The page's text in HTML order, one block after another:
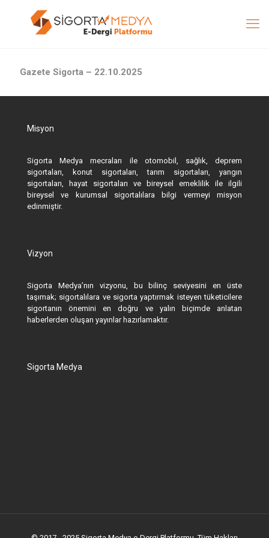
Gazete Sigorta – 22.10.2025
Misyon
Sigorta Medya mecraları ile otomobil, sağlık, deprem
sigortaları, konut sigortaları, tarım sigortaları, yangın
sigortaları, hayat sigortaları ve bireysel emeklilik ile ilgili
bireysel ve kurumsal sigortalılara bilgi vermeyi misyon
edinmiştir.
Vizyon
Sigorta Medya’nın vizyonu, bu bilinç seviyesini en üste
taşımak; sigortalılara ve sigorta yaptırmak isteyen tüketicilere
sigortanın önemini en doğru ve yalın biçimde anlatan
haberlerden oluşan yayınlar hazırlamaktır.
Sigorta Medya